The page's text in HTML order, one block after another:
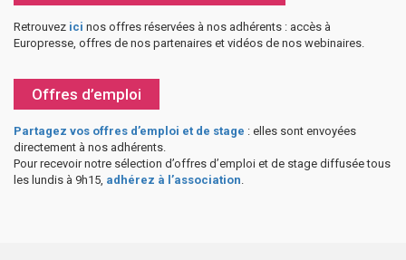
Retrouvez ici nos offres réservées à nos adhérents : accès à
Europresse, offres de nos partenaires et vidéos de nos webinaires.
Offres d’emploi
Partagez vos offres d’emploi et de stage : elles sont envoyées
directement à nos adhérents.
Pour recevoir notre sélection d’offres d’emploi et de stage diffusée tous
les lundis à 9h15, adhérez à l’association